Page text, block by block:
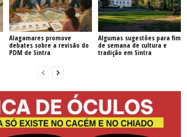
Alagamares promove
debates sobre a revisão do
PDM de Sintra
Algumas sugestões para fim
de semana de cultura e
tradição em Sintra